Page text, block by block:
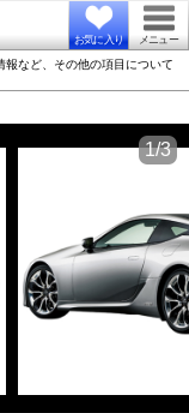
お気に入り メニュー
など、その他の項目について
1/3